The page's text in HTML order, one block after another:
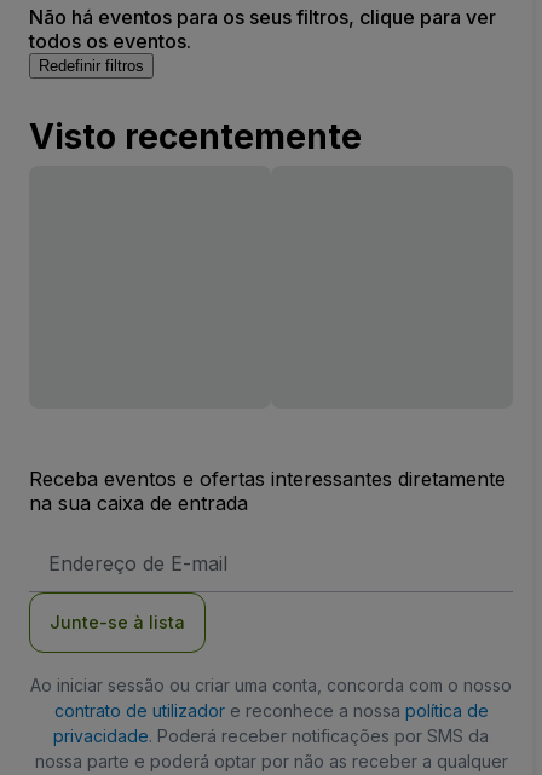
Não há eventos para os seus filtros, clique para ver
todos os eventos.
Redefinir filtros
Visto recentemente
Receba eventos e ofertas interessantes diretamente
na sua caixa de entrada
de
Junte-se à lista
Ao iniciar sessão ou criar uma conta, concorda com o nosso
contrato de utilizadore reconhece a nossa política de
privacidade. Poderá receber notificações por SMS da
nossa parte e poderá optar por não as receber a qualquer